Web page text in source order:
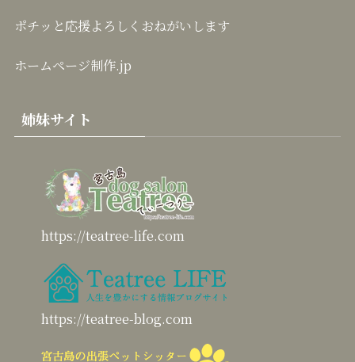
ポチッと応援よろしくおねがいします
ホームページ制作.jp
姉妹サイト
https://teatree-life.com
https://teatree-blog.com